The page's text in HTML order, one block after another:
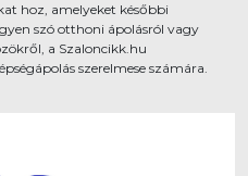
hoz, amelyeket későbbi
szó otthoni ápolásról vagy
a Szaloncikk.hu
szerelmese számára.